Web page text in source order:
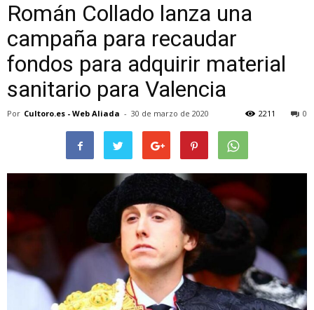
Román Collado lanza una
campaña para recaudar
fondos para adquirir material
sanitario para Valencia
Por Cultoro.es - Web Aliada - 30 de marzo de 2020 0
2211